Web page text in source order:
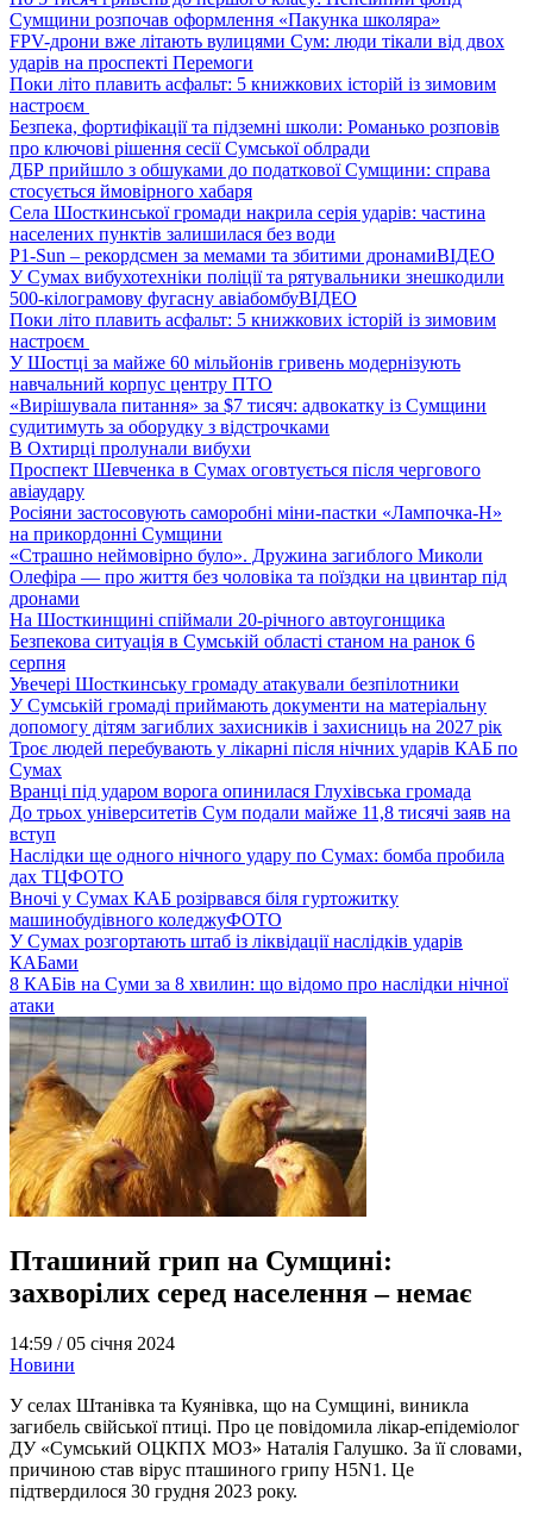
Сумщини розпочав оформлення «Пакунка школяра»
FPV-дрони вже літають вулицями Сум: люди тікали від двох
ударів на проспекті Перемоги
Поки літо плавить асфальт: 5 книжкових історій із зимовим
настроєм
Безпека, фортифікації та підземні школи: Романько розповів
про ключові рішення сесії Сумської облради
ДБР прийшло з обшуками до податкової Сумщини: справа
стосується ймовірного хабаря
Села Шосткинської громади накрила серія ударів: частина
населених пунктів залишилася без води
P1-Sun – рекордсмен за мемами та збитими дронамиВІДЕО
У Сумах вибухотехніки поліції та рятувальники знешкодили
500-кілограмову фугасну авіабомбуВІДЕО
Поки літо плавить асфальт: 5 книжкових історій із зимовим
настроєм
У Шостці за майже 60 мільйонів гривень модернізують
навчальний корпус центру ПТО
«Вирішувала питання» за $7 тисяч: адвокатку із Сумщини
судитимуть за оборудку з відстрочками
В Охтирці пролунали вибухи
Проспект Шевченка в Сумах оговтується після чергового
авіаудару
Росіяни застосовують саморобні міни-пастки «Лампочка-Н»
на прикордонні Сумщини
«Страшно неймовірно було». Дружина загиблого Миколи
Олефіра — про життя без чоловіка та поїздки на цвинтар під
дронами
На Шосткинщині спіймали 20-річного автоугонщика
Безпекова ситуація в Сумській області станом на ранок 6
серпня
Увечері Шосткинську громаду атакували безпілотники
У Сумській громаді приймають документи на матеріальну
допомогу дітям загиблих захисників і захисниць на 2027 рік
Троє людей перебувають у лікарні після нічних ударів КАБ по
Сумах
Вранці під ударом ворога опинилася Глухівська громада
До трьох університетів Сум подали майже 11,8 тисячі заяв на
вступ
Наслідки ще одного нічного удару по Сумах: бомба пробила
дах ТЦФОТО
Вночі у Сумах КАБ розірвався біля гуртожитку
машинобудівного коледжуФОТО
У Сумах розгортають штаб із ліквідації наслідків ударів
КАБами
8 КАБів на Суми за 8 хвилин: що відомо про наслідки нічної
атаки
Пташиний грип на Сумщині:
захворілих серед населення – немає
14:59 /05 січня 2024
Новини
У селах Штанівка та Куянівка, що на Сумщині, виникла
загибель свійської птиці. Про це повідомила лікар-епідеміолог
ДУ «Сумський ОЦКПХ МОЗ» Наталія Галушко. За її словами,
причиною став вірус пташиного грипу H5N1. Це
підтвердилося 30 грудня 2023 року.